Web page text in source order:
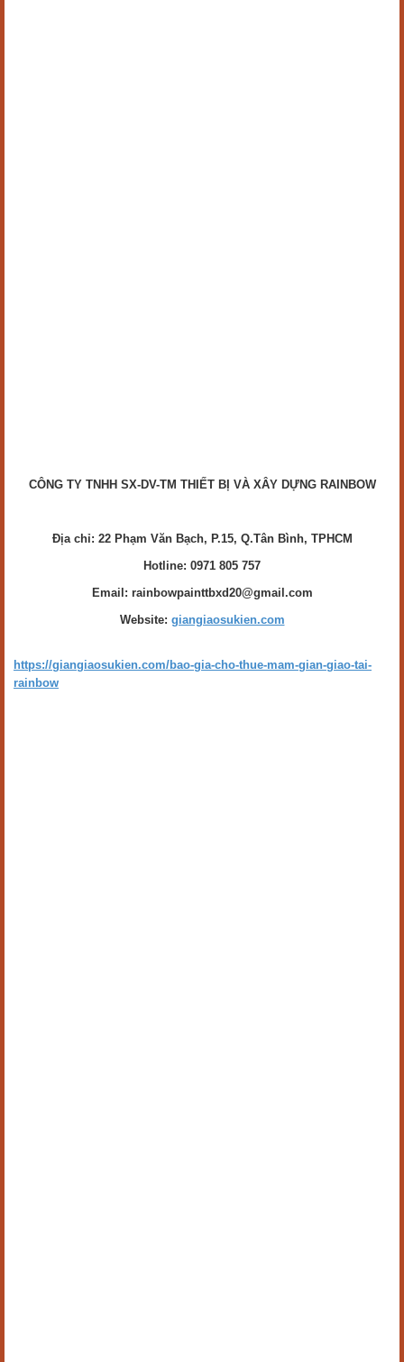
CÔNG TY TNHH SX-DV-TM THIẾT BỊ VÀ XÂY DỰNG RAINBOW
Địa chỉ: 22 Phạm Văn Bạch, P.15, Q.Tân Bình, TPHCM
Hotline: 0971 805 757
Email: rainbowpainttbxd20@gmail.com
Website: giangiaosukien.com
https://giangiaosukien.com/bao-gia-cho-thue-mam-gian-giao-tai-
rainbow